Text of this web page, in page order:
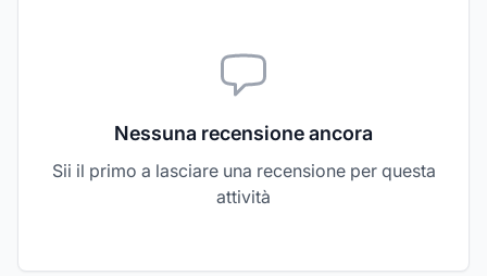
Nessuna recensione ancora
Sii il primo a lasciare una recensione per questa
attività